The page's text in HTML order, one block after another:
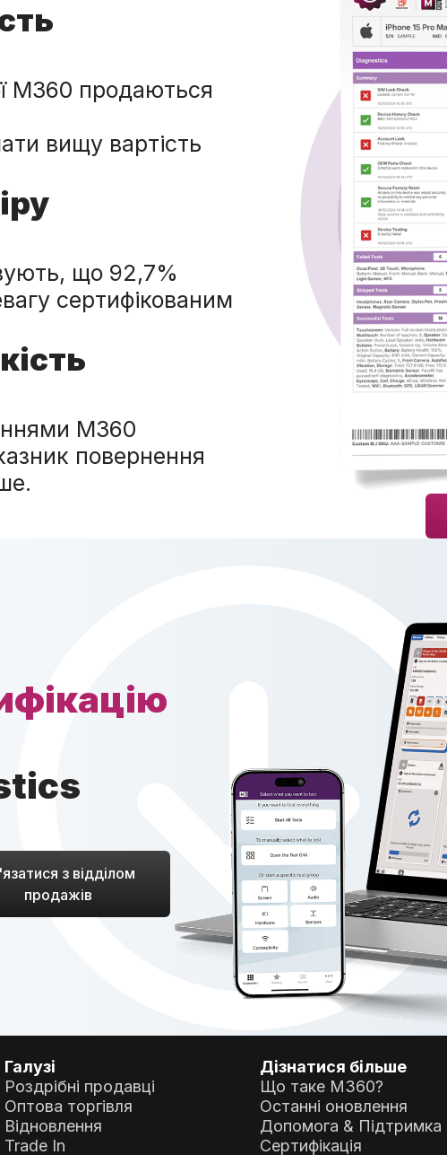
M360 продаються
вищу вартість
що 92,7%
сертифікованим
M360
повернення
з відділом
продажів
Галузі
Роздрібні продавці
Оптова торгівля
Відновлення
Trade In
Дізнатися більше
Що таке M360?
Останні оновлення
Допомога & Підтримка
Сертифікація